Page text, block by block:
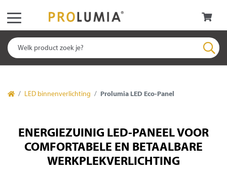
LED binnenverlichting Prolumia LED Eco-Panel
ENERGIEZUINIG LED-PANEEL VOOR
COMFORTABELE EN BETAALBARE
WERKPLEKVERLICHTING